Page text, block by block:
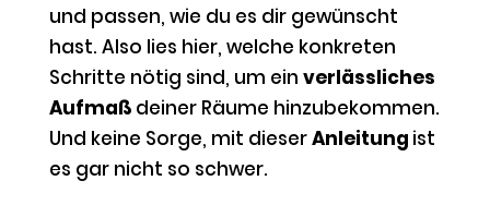
und passen, wie du es dir gewünscht
hast. Also lies hier, welche konkreten
Schritte nötig sind, um ein verlässliches
Aufmaß deiner Räume hinzubekommen.
Und keine Sorge, mit dieserAnleitung ist
es gar nicht so schwer.